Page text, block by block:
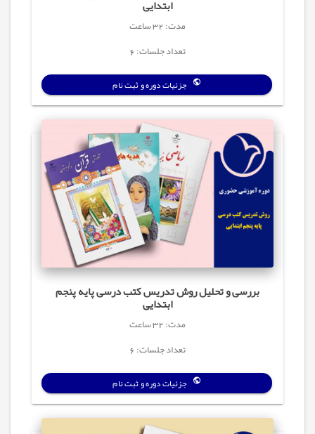
ابتدایی
مدت: 32 ساعت
تعداد جلسات: 6
جزئیات دوره و ثبت نام
بررسی و تحلیل روش تدریس کتب درسی پایه پنجم
ابتدایی
مدت: 32 ساعت
تعداد جلسات: 6
جزئیات دوره و ثبت نام